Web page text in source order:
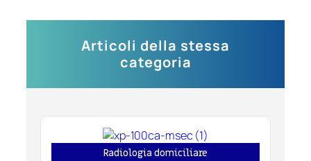
Articoli della stessa
categoria
Radiologia domiciliare